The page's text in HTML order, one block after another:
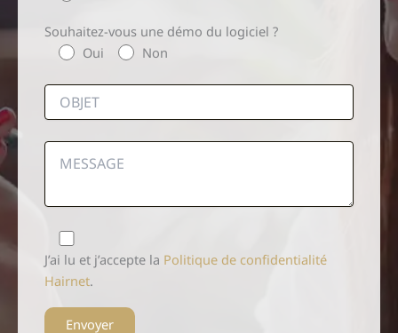
Souhaitez-vous une démo du logiciel ?
Oui
Non
J’ai lu et j’accepte la Politique de confidentialité
Hairnet.